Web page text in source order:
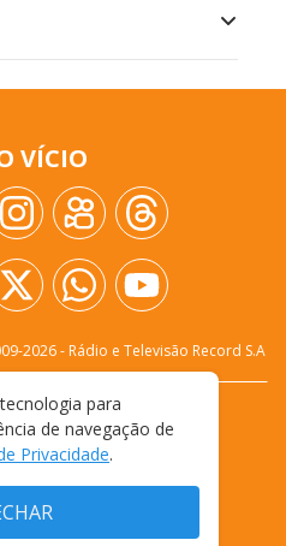
VÍCIO
2026- Rádio e Televisão Record S.A
PRIVACIDADE
DE USO
para
de navegação de
Privacidade.